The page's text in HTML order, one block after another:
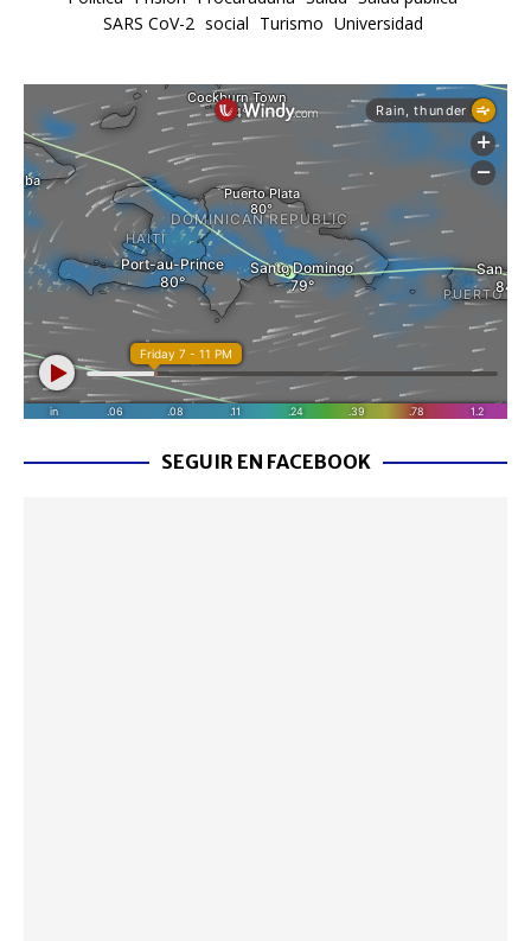
SARS CoV-2 social Turismo Universidad
SEGUIR EN FACEBOOK